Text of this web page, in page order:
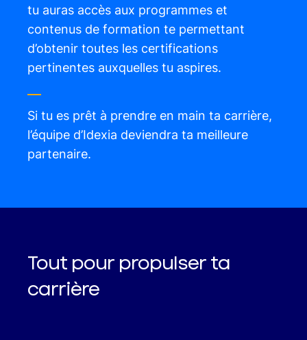
tu auras accès aux programmes et
contenus de formation te permettant
d’obtenir toutes les certifications
pertinentes auxquelles tu aspires.
Si tu es prêt à prendre en main ta carrière,
l’équipe d’Idexia deviendra ta meilleure
partenaire.
Tout pour propulser ta
carrière